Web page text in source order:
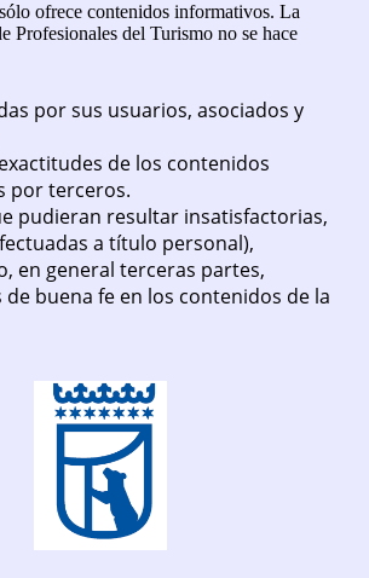
ofrece contenidos informativos. La
Profesionales del Turismo no se hace
por sus usuarios, asociados y
de los contenidos
por terceros.
pudieran resultar insatisfactorias,
a título personal),
en general terceras partes,
buena fe en los contenidos de la